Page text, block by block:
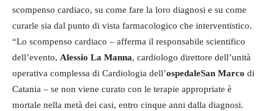
scompenso cardiaco, su come fare la loro diagnosi e su come
curarle sia dal punto di vista farmacologico che interventistico.
“Lo scompenso cardiaco – afferma il responsabile scientifico
dell’evento, Alessio La Manna, cardiologo direttore dell’unità
operativa complessa di Cardiologia dell’ospedaleSan Marco di
Catania – se non viene curato con le terapie appropriate è
mortale nella metà dei casi, entro cinque anni dalla diagnosi.